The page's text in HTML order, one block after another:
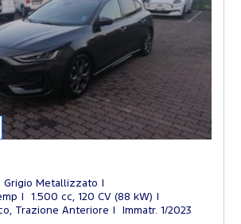
Grigio Metallizzato
1.500 cc, 120 CV (88 kW)
Trazione Anteriore
Immatr. 1/2023